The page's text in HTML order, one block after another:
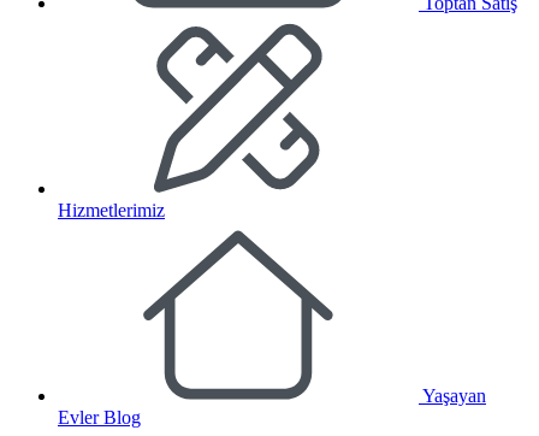
Hizmetlerimiz
Yaşayan
Evler Blog